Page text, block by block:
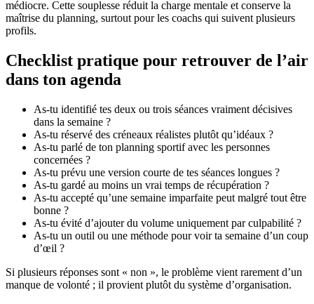
médiocre. Cette souplesse réduit la charge mentale et conserve la
maîtrise du planning, surtout pour les coachs qui suivent plusieurs
profils.
Checklist pratique pour retrouver de l’air
dans ton agenda
As-tu identifié tes deux ou trois séances vraiment décisives
dans la semaine ?
As-tu réservé des créneaux réalistes plutôt qu’idéaux ?
As-tu parlé de ton planning sportif avec les personnes
concernées ?
As-tu prévu une version courte de tes séances longues ?
As-tu gardé au moins un vrai temps de récupération ?
As-tu accepté qu’une semaine imparfaite peut malgré tout être
bonne ?
As-tu évité d’ajouter du volume uniquement par culpabilité ?
As-tu un outil ou une méthode pour voir ta semaine d’un coup
d’œil ?
Si plusieurs réponses sont « non », le problème vient rarement d’un
manque de volonté ; il provient plutôt du système d’organisation.